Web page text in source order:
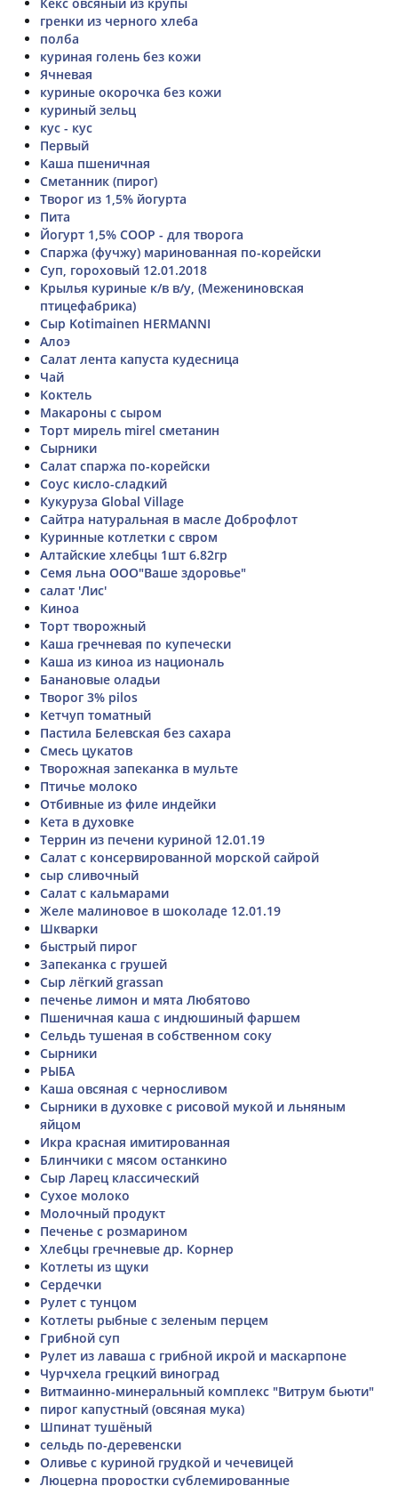
гренки из черного хлеба
полба
куриная голень без кожи
Ячневая
куриные окорочка без кожи
куриный зельц
кус - кус
Первый
Каша пшеничная
Сметанник (пирог)
Творог из 1,5% йогурта
Пита
Йогурт 1,5% СООР - для творога
Спаржа (фучжу) маринованная по-корейски
Суп, гороховый 12.01.2018
Крылья куриные к/в в/у, (Межениновская
птицефабрика)
Сыр Kotimainen HERMANNI
Алоэ
Салат лента капуста кудесница
Чай
Коктель
Макароны с сыром
Торт мирель mirel сметанин
Сырники
Салат спаржа по-корейски
Соус кисло-сладкий
Кукуруза Global Village
Сайтра натуральная в масле Доброфлот
Куринные котлетки с свром
Алтайские хлебцы 1шт 6.82гр
Семя льна ООО"Ваше здоровье"
салат 'Лис'
Киноа
Торт творожный
Каша гречневая по купечески
Каша из киноа из националь
Банановые оладьи
Творог 3% pilos
Кетчуп томатный
Пастила Белевская без сахара
Смесь цукатов
Творожная запеканка в мульте
Птичье молоко
Отбивные из филе индейки
Кета в духовке
Террин из печени куриной 12.01.19
Салат с консервированной морской сайрой
сыр сливочный
Салат с кальмарами
Желе малиновое в шоколаде 12.01.19
Шкварки
быстрый пирог
Запеканка с грушей
Сыр лёгкий grassan
печенье лимон и мята Любятово
Пшеничная каша с индюшиный фаршем
Сельдь тушеная в собственном соку
Сырники
РЫБА
Каша овсяная с черносливом
Сырники в духовке с рисовой мукой и льняным
яйцом
Икра красная имитированная
Блинчики с мясом останкино
Сыр Ларец классический
Сухое молоко
Молочный продукт
Печенье с розмарином
Хлебцы гречневые др. Корнер
Котлеты из щуки
Сердечки
Рулет с тунцом
Котлеты рыбные с зеленым перцем
Грибной суп
Рулет из лаваша с грибной икрой и маскарпоне
Чурчхела грецкий виноград
Витмаинно-минеральный комплекс "Витрум бьюти"
пирог капустный (овсяная мука)
Шпинат тушёный
сельдь по-деревенски
Оливье с куриной грудкой и чечевицей
Люцерна проростки сублемированные